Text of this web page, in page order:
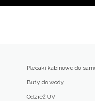
Plecaki kabinowe do
Buty do wody
Odzież UV